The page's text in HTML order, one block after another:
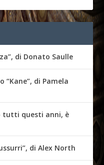
di Donato Saulle
“Kane”, di Pamela
tutti questi anni, è
di Alex North